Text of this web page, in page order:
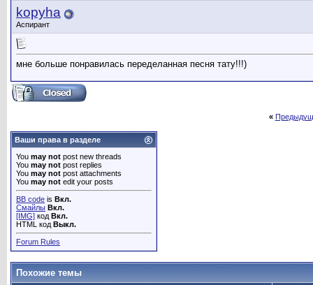
kopyha
Аспирант
мне больше понравилась переделанная песня тату!!!)
«
Ваши права в разделе
You may not post new threads
You may not post replies
You may not post attachments
You may not edit your posts
BB code is Вкл.
Смайлы Вкл.
[IMG] код Вкл.
HTML код Выкл.
Forum Rules
Похожие темы